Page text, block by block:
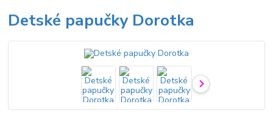
Detské papučky Dorotka